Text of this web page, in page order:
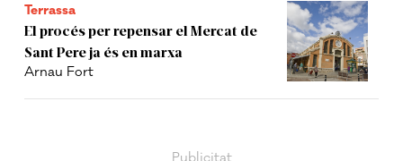
Terrassa
El procés per repensar el Mercat de
Sant Pere ja és en marxa
Arnau Fort